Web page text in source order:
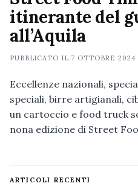
itinerante del
all’Aquila
PUBBLICATO IL 7 OTTOBRE 2024
Eccellenze nazionali,
speciali, birre artigianali,
un cartoccio e food truck
nona edizione di Street
ARTICOLI RECENTI